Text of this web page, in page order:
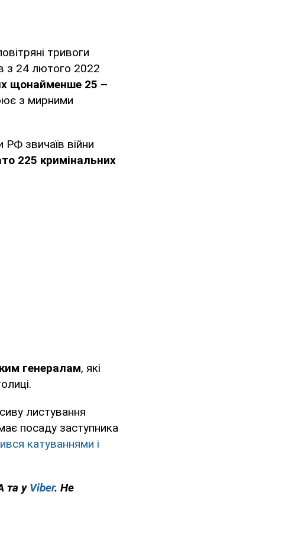
тривоги
з 24 лютого 2022
щонайменше 25 –
з мирними
звичаїв війни
225 кримінальних
генералам, які
листування
посаду заступника
катуваннями і
та у Viber. Не